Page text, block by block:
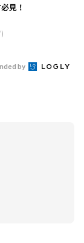
見！
by